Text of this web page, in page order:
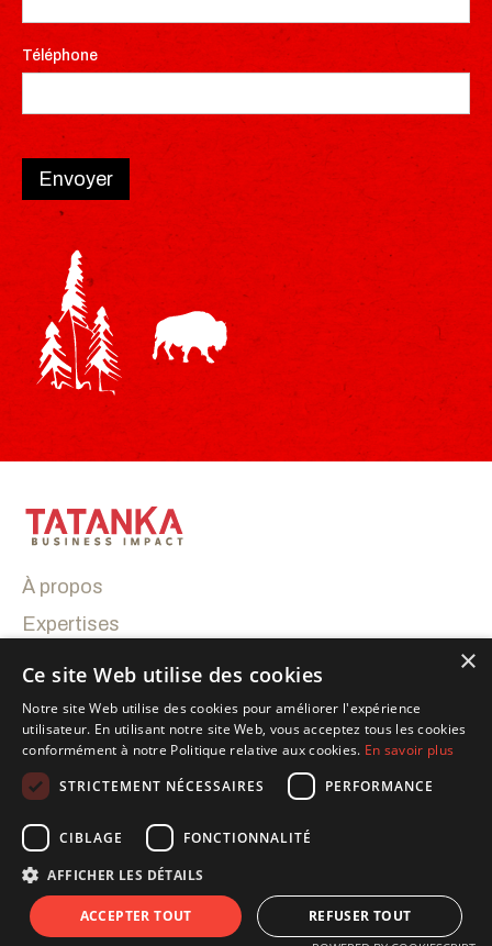
Téléphone
À propos
Expertises
Réalisations
Contactez-nous
Suivez nous sur Linkedin
Politique de confidentialité
Mentions légales
©2025 Vicomte
×
Ce site Web utilise des cookies
Notre site Web utilise des cookies pour améliorer l'expérience
utilisateur. En utilisant notre site Web, vous acceptez tous les cookies
conformément à notre Politique relative aux cookies. En savoir plus
STRICTEMENT NÉCESSAIRES
PERFORMANCE
CIBLAGE FONCTIONNALITÉ
AFFICHER LES DÉTAILS
ACCEPTER TOUT REFUSER TOUT